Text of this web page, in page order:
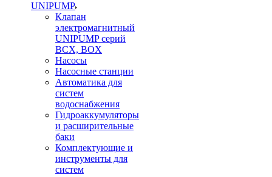
UNIPUMP
Клапан
электромагнитный
UNIPUMP серий
BCX, BOX
Насосы
Насосные станции
Автоматика для
систем
водоснабжения
Гидроаккумуляторы
и расширительные
баки
Комплектующие и
инструменты для
систем